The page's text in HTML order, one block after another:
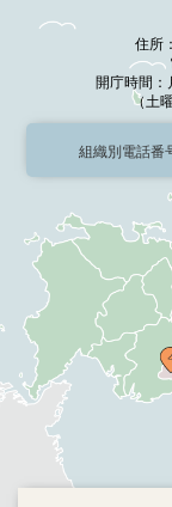
住所
開庁時間：
（土
組織別電話番